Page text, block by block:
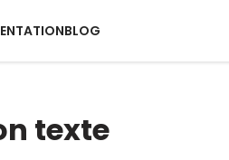
BLOG
texte